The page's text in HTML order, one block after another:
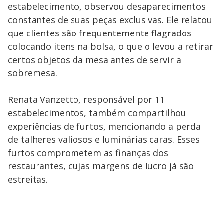
estabelecimento, observou desaparecimentos
constantes de suas peças exclusivas. Ele relatou
que clientes são frequentemente flagrados
colocando itens na bolsa, o que o levou a retirar
certos objetos da mesa antes de servir a
sobremesa.
Renata Vanzetto, responsável por 11
estabelecimentos, também compartilhou
experiências de furtos, mencionando a perda
de talheres valiosos e luminárias caras. Esses
furtos comprometem as finanças dos
restaurantes, cujas margens de lucro já são
estreitas.